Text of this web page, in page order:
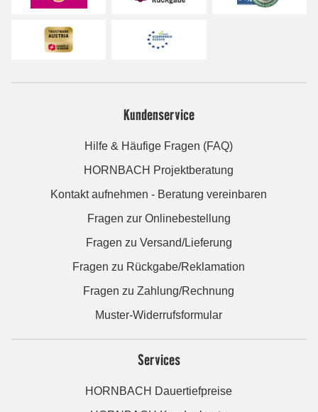
Kundenservice
Hilfe & Häufige Fragen (FAQ)
HORNBACH Projektberatung
Kontakt aufnehmen - Beratung vereinbaren
Fragen zur Onlinebestellung
Fragen zu Versand/Lieferung
Fragen zu Rückgabe/Reklamation
Fragen zu Zahlung/Rechnung
Muster-Widerrufsformular
Services
HORNBACH Dauertiefpreise